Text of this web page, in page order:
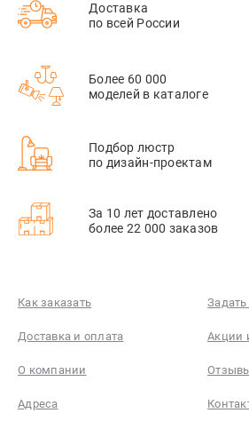
Доставка
по всей России
Более 60 000
моделей в каталоге
Подбор люстр
по дизайн-проектам
За 10 лет доставлено
более 22 000 заказов
Как заказать Задать
Доставка и оплата Акции
О компании
Адреса